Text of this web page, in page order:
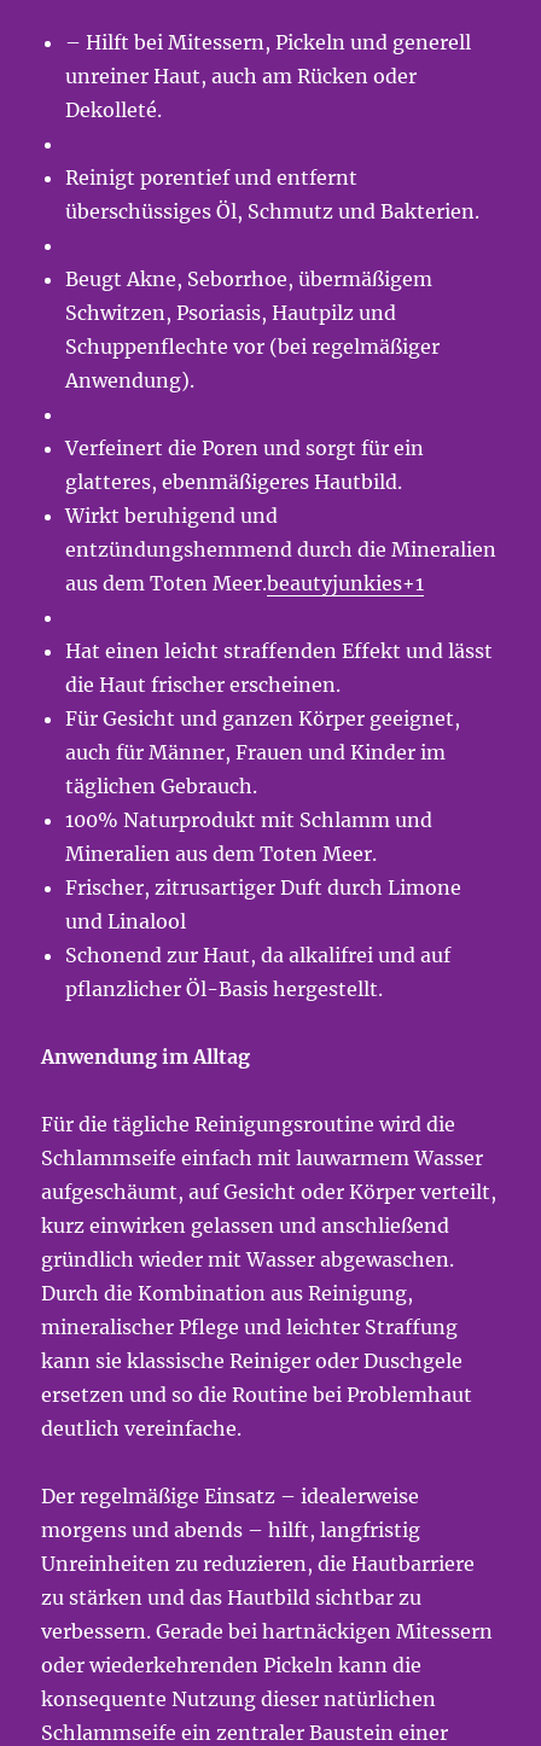
– Hilft bei Mitessern, Pickeln und generell
unreiner Haut, auch am Rücken oder
Dekolleté.
Reinigt porentief und entfernt
überschüssiges Öl, Schmutz und Bakterien.
Beugt Akne, Seborrhoe, übermäßigem
Schwitzen, Psoriasis, Hautpilz und
Schuppenflechte vor (bei regelmäßiger
Anwendung).
Verfeinert die Poren und sorgt für ein
glatteres, ebenmäßigeres Hautbild.
Wirkt beruhigend und
entzündungshemmend durch die Mineralien
aus dem Toten Meer.beautyjunkies+1
Hat einen leicht straffenden Effekt und lässt
die Haut frischer erscheinen.
Für Gesicht und ganzen Körper geeignet,
auch für Männer, Frauen und Kinder im
täglichen Gebrauch.
100% Naturprodukt mit Schlamm und
Mineralien aus dem Toten Meer.
Frischer, zitrusartiger Duft durch Limone
und Linalool
Schonend zur Haut, da alkalifrei und auf
pflanzlicher Öl-Basis hergestellt.
Anwendung im Alltag
Für die tägliche Reinigungsroutine wird die
Schlammseife einfach mit lauwarmem Wasser
aufgeschäumt, auf Gesicht oder Körper verteilt,
kurz einwirken gelassen und anschließend
gründlich wieder mit Wasser abgewaschen.
Durch die Kombination aus Reinigung,
mineralischer Pflege und leichter Straffung
kann sie klassische Reiniger oder Duschgele
ersetzen und so die Routine bei Problemhaut
deutlich vereinfache.
Der regelmäßige Einsatz – idealerweise
morgens und abends – hilft, langfristig
Unreinheiten zu reduzieren, die Hautbarriere
zu stärken und das Hautbild sichtbar zu
verbessern. Gerade bei hartnäckigen Mitessern
oder wiederkehrenden Pickeln kann die
konsequente Nutzung dieser natürlichen
Schlammseife ein zentraler Baustein einer